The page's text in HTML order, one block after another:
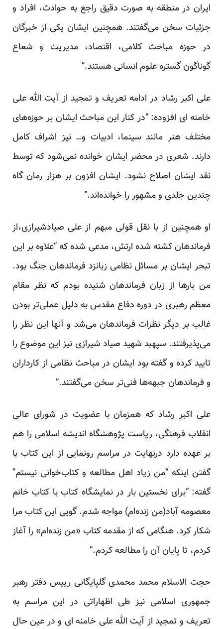
ایران در منطقه به صورت دقیق راجع به حوادث، افراد و
جزئیات سخن می‌گفتند. همچنین ایشان یکی از خبرگان
در حوزه مباحث کلامی، اقتصاد، مدیریت و شعاع
گوناگون گستره علوم انسانی هستند.”
علی اکبر رشاد در ادامه تعریف و تمجید از آیت الله علی
خامنه ای افزوده: “در کنار این مباحث ایشان بر حوزه‌های
مختلف هنر مانند سینما، ادبیات و… نیز اشراف کامل
دارند. شعری در محضر ایشان خوانده نمی‌شود که توسط
نقد ایشان اصلاح نشود. ایشان افزون بر هزار رمان گاه
چندین جلدی و مشهور را خوانده‌اند.”
او همچنین از با نقل قولی مبهم از علی صیادشیرازی،از
فرماندهان کشته شده ارتش، مدعی شده که “علاوه بر این
تبحر ایشان بر مسائل نظامی زبانزد فرماندهان جنگ بود.
من بارها از زبان فرماندهان شنیده بودم که نظر مقام
معظم رهبری در دوره دفاع مقدس به دلیل عملی‌تر بودن
غالب بر دیگر نظرات فرماندهان می‌شد و آنها این نظر را
می‌پذیرفتند. سپهبد شهید صیاد شیرازی نیز این موضوع را
تایید کرده و گفته بود ایشان در مباحث نظامی از کارداران
و فرماندهان جبهه‌ها فنی‌تر سخن می‌گفتند.”
علی اکبر رشاد که همزمان با عضویت در شورای عالی
انقلاب فرهنگی، ریاست پژوهشگاه اندیشه اسلامی را هم
بر عهده دارد درنهایت در مراسم رونمایی از این کتاب با
گفتن اینکه “من زیاد اهل مطالعه و کتاب‌خوانی نیستم”
گفته: “برای نخستین بار در نمایشگاه کتاب با کتاب خانم
معصومه آباد(من زنده‌ام) مواجه شدم. گویی این کتاب مرا
شکار کرد. هنگامی که از مقدمه کتاب «من زنده‌ام» را آغاز
کردم، تا پایان آن را مطالعه کردم.”
حجت الاسلام محمد محمدی گلپایگانی رییس دفتر رهبر
جمهوری اسلامی نیز طی اظهاراتی در این مراسم به
تعریف و تمجید از آیت الله علی خامنه ای و در عین حال